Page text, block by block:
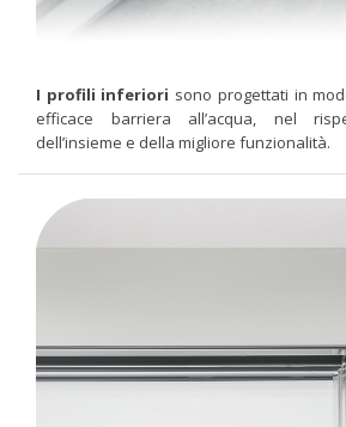
I profili inferiori sono progettati in
efficace barriera all’acqua, nel
dell’insieme e della migliore funzionalità.